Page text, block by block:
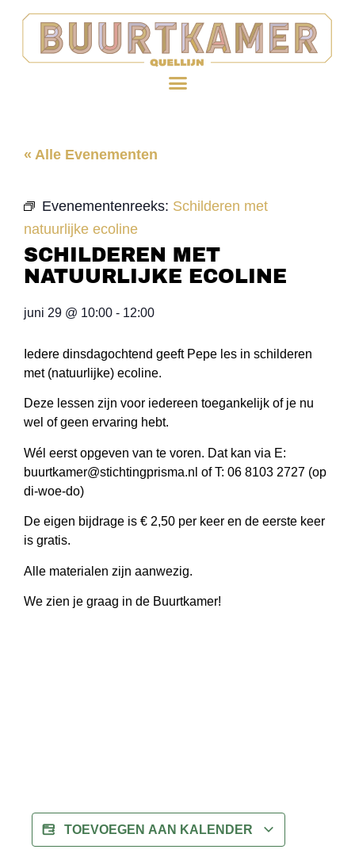
« Alle Evenementen
Evenementenreeks: Schilderen met
natuurlijke ecoline
SCHILDEREN MET
NATUURLIJKE ECOLINE
juni 29 @ 10:00 - 12:00
Iedere dinsdagochtend geeft Pepe les in schilderen
met (natuurlijke) ecoline.
Deze lessen zijn voor iedereen toegankelijk of je nu
wel of geen ervaring hebt.
Wél eerst opgeven van te voren. Dat kan via E:
buurtkamer@stichtingprisma.nl of T: 06 8103 2727 (op
di-woe-do)
De eigen bijdrage is € 2,50 per keer en de eerste keer
is gratis.
Alle materialen zijn aanwezig.
We zien je graag in de Buurtkamer!
TOEVOEGEN AAN KALENDER